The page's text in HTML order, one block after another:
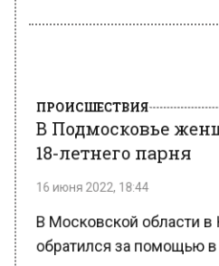
В Подмосковье
18-летнего парня
обратился за помощью
том, что у парня украли